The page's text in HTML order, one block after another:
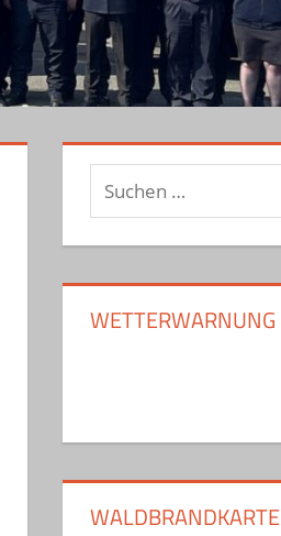
Suchen
nach:
WETTERWARNUNG
WALDBRANDKARTE